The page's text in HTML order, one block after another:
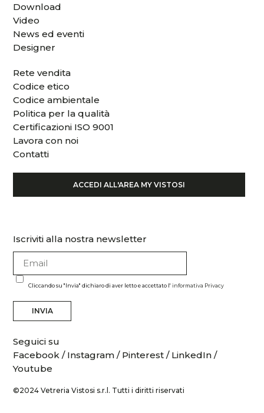
Download
Video
News ed eventi
Designer
Rete vendita
Codice etico
Codice ambientale
Politica per la qualità
Certificazioni ISO 9001
Lavora con noi
Contatti
ACCEDI ALL'AREA MY VISTOSI
Iscriviti alla nostra newsletter
Cliccando su "Invia" dichiaro di aver letto e accettato l'informativa Privacy
INVIA
©2024 Vetreria Vistosi s.r.l. Tutti i diritti riservati
Seguici su
Facebook/ Instagram / Pinterest / LinkedIn /
Youtube